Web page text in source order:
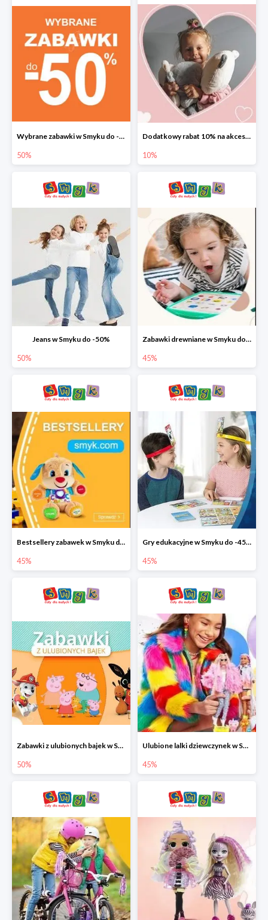
Wybrane zabawki w Smyku do -50%
50%
Dodatkowy rabat 10% na akcesoria dziecięce
10%
Jeans w Smyku do -50%
50%
Zabawki drewniane w Smyku do -45%
45%
Bestsellery zabawek w Smyku do -45%
45%
Gry edukacyjne w Smyku do -45%
45%
Zabawki z ulubionych bajek w Smyku do -50%
50%
Ulubione lalki dziewczynek w Smyku do -45%
45%